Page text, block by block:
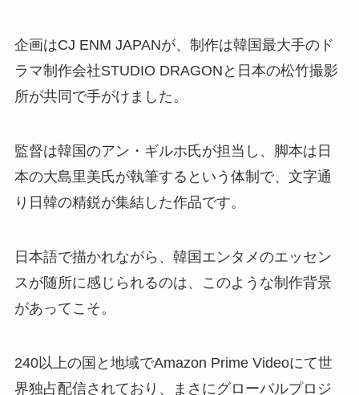
企画はCJ ENM JAPANが、制作は韓国最大手のド
ラマ制作会社STUDIO DRAGONと日本の松竹撮影
所が共同で手がけました。
監督は韓国のアン・ギルホ氏が担当し、脚本は日
本の大島里美氏が執筆するという体制で、文字通
り日韓の精鋭が集結した作品です。
日本語で描かれながら、韓国エンタメのエッセン
スが随所に感じられるのは、このような制作背景
があってこそ。
240以上の国と地域でAmazon Prime Videoにて世
界独占配信されており、まさにグローバルプロジ